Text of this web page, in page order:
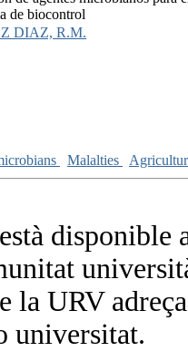
de biocontrol
DIAZ, R.M.
Malalties
URV
universitat.